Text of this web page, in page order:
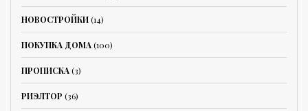
НОВОСТРОЙКИ(14)
ПОКУПКА ДОМА(100)
ПРОПИСКА(3)
РИЭЛТОР (36)